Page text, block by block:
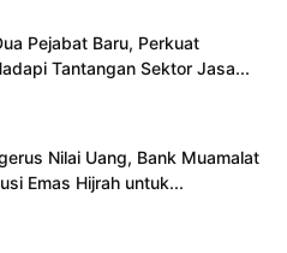
Pejabat Baru, Perkuat
Tantangan Sektor Jasa...
Nilai Uang, Bank Muamalat
Emas Hijrah untuk...